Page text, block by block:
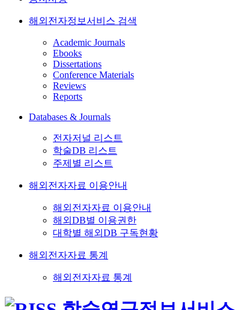
해외전자정보서비스 검색
Academic Journals
Ebooks
Dissertations
Conference Materials
Reviews
Reports
Databases & Journals
전자저널 리스트
학술DB 리스트
주제별 리스트
해외전자자료 이용안내
해외전자자료 이용안내
해외DB별 이용권한
대학별 해외DB 구독현황
해외전자자료 통계
해외전자자료 통계